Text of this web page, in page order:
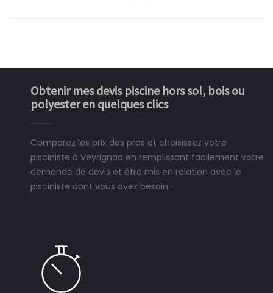
Obtenir mes devis piscine hors sol, bois ou
polyester en quelques clics
Comparez les prix des pros et choisissez votre
pisciniste à Veyrignac en remplissant facilement votre
demande de devis et être mis en relation avec le
pisciniste dont vous avez besoin !